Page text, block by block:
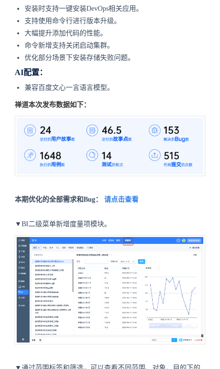
安装时支持一键安装DevOps相关应用。
支持使用命令行进行版本升级。
大幅提升添加代码的性能。
命令新增支持关闭启动集群。
优化部分场景下安装存储失败问题。
AI配置：
兼容百度文心一言语言模型。
禅道本次发布数据如下：
本期优化的全部需求和Bug： 请点击查看
▼BI二级菜单新增度量项模块。